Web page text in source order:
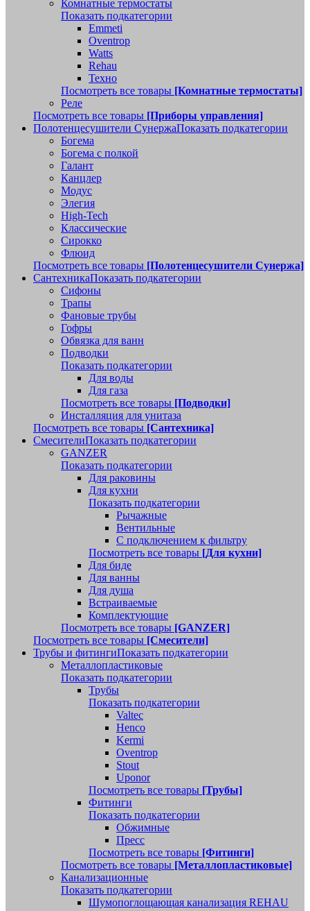
Комнатные термостаты
Показать подкатегории
Emmeti
Oventrop
Watts
Rehau
Техно
Посмотреть все товары [Комнатные термостаты]
Реле
Посмотреть все товары [Приборы управления]
Полотенцесушители СунержаПоказать подкатегории
Богема
Богема с полкой
Галант
Канцлер
Модус
Элегия
High-Tech
Классические
Сирокко
Флюид
Посмотреть все товары [Полотенцесушители Сунержа]
СантехникаПоказать подкатегории
Сифоны
Трапы
Фановые трубы
Гофры
Обвязка для ванн
Подводки
Показать подкатегории
Для воды
Для газа
Посмотреть все товары [Подводки]
Инсталляция для унитаза
Посмотреть все товары [Сантехника]
СмесителиПоказать подкатегории
GANZER
Показать подкатегории
Для раковины
Для кухни
Показать подкатегории
Рычажные
Вентильные
С подключением к фильтру
Посмотреть все товары [Для кухни]
Для биде
Для ванны
Для душа
Встраиваемые
Комплектующие
Посмотреть все товары [GANZER]
Посмотреть все товары [Смесители]
Трубы и фитингиПоказать подкатегории
Металлопластиковые
Показать подкатегории
Трубы
Показать подкатегории
Valtec
Henco
Kermi
Oventrop
Stout
Uponor
Посмотреть все товары [Трубы]
Фитинги
Показать подкатегории
Обжимные
Пресс
Посмотреть все товары [Фитинги]
Посмотреть все товары [Металлопластиковые]
Канализационные
Показать подкатегории
Шумопоглощающая канализация REHAU